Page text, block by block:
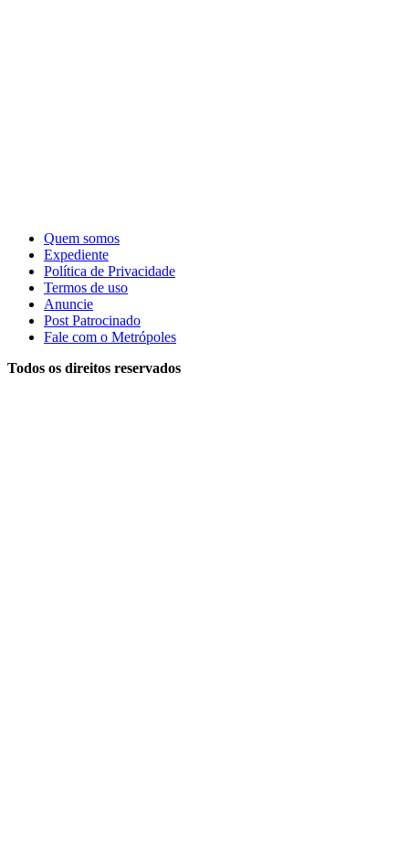
Quem somos
Expediente
Política de Privacidade
Termos de uso
Anuncie
Post Patrocinado
Fale com o Metrópoles
Todos os direitos reservados